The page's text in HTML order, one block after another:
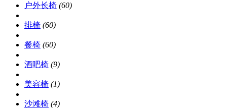
户外长椅 (60)
排椅 (60)
餐椅 (60)
酒吧椅 (9)
美容椅 (1)
沙滩椅 (4)